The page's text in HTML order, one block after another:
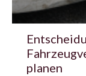
planen